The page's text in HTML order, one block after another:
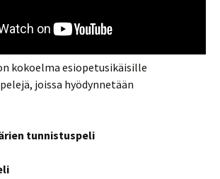
kokoelma esiopetusikäisille
joissa hyödynnetään
tunnistuspeli